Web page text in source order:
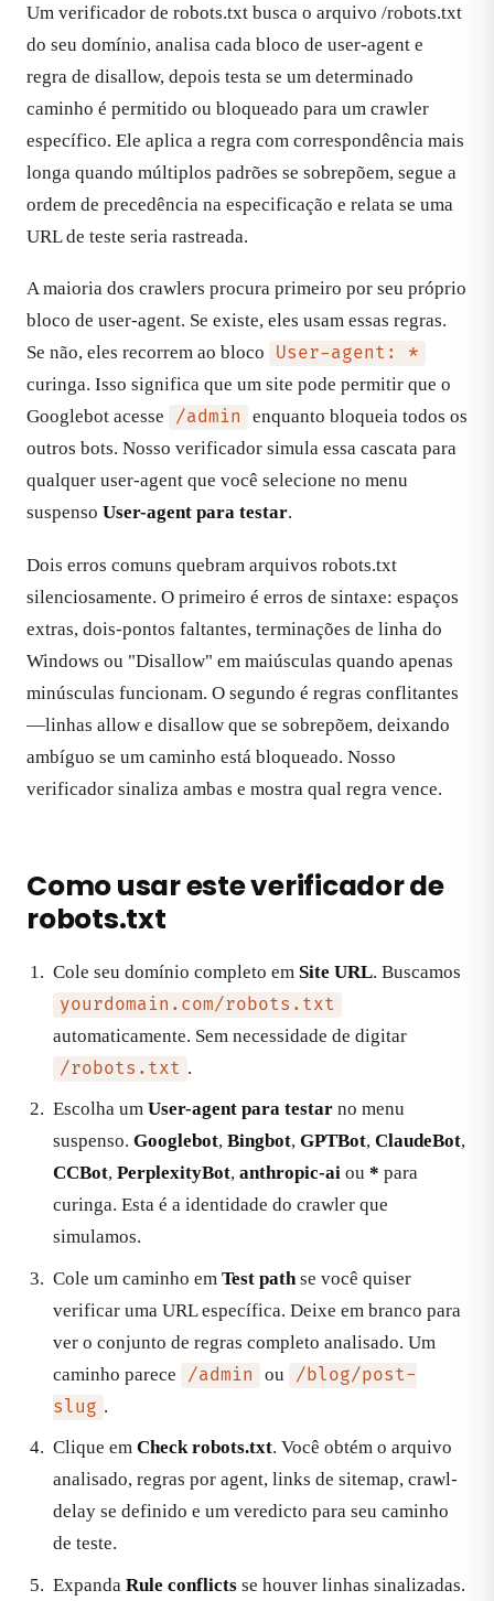
Um verificador de robots.txt busca o arquivo /robots.txt
do seu domínio, analisa cada bloco de user-agent e
regra de disallow, depois testa se um determinado
caminho é permitido ou bloqueado para um crawler
específico. Ele aplica a regra com correspondência mais
longa quando múltiplos padrões se sobrepõem, segue a
ordem de precedência na especificação e relata se uma
URL de teste seria rastreada.
A maioria dos crawlers procura primeiro por seu próprio
bloco de user-agent. Se existe, eles usam essas regras.
Se não, eles recorrem ao bloco
User-agent: *
curinga. Isso significa que um site pode permitir que o
Googlebot acesse
/admin
enquanto bloqueia todos os
outros bots. Nosso verificador simula essa cascata para
qualquer user-agent que você selecione no menu
suspenso User-agent para testar.
Dois erros comuns quebram arquivos robots.txt
silenciosamente. O primeiro é erros de sintaxe: espaços
extras, dois-pontos faltantes, terminações de linha do
Windows ou "Disallow" em maiúsculas quando apenas
minúsculas funcionam. O segundo é regras conflitantes
—linhas allow e disallow que se sobrepõem, deixando
ambíguo se um caminho está bloqueado. Nosso
verificador sinaliza ambas e mostra qual regra vence.
Como usar este verificador de
robots.txt
Cole seu domínio completo em Site URL. Buscamos
yourdomain.com/robots.txt
automaticamente. Sem necessidade de digitar
/robots.txt .
Escolha um User-agent para testar no menu
suspenso. Googlebot, Bingbot, GPTBot, ClaudeBot,
CCBot, PerplexityBot, anthropic-ai ou * para
curinga. Esta é a identidade do crawler que
simulamos.
Cole um caminho em Test pathse você quiser
verificar uma URL específica. Deixe em branco para
ver o conjunto de regras completo analisado. Um
caminho parece
/admin ou
/blog/post-
slug .
Clique em Check robots.txt. Você obtém o arquivo
analisado, regras por agent, links de sitemap, crawl-
delay se definido e um veredicto para seu caminho
de teste.
Expanda Rule conflicts se houver linhas sinalizadas.